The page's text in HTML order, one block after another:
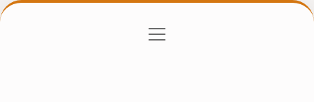
Gizlilik Politikası
menüyü